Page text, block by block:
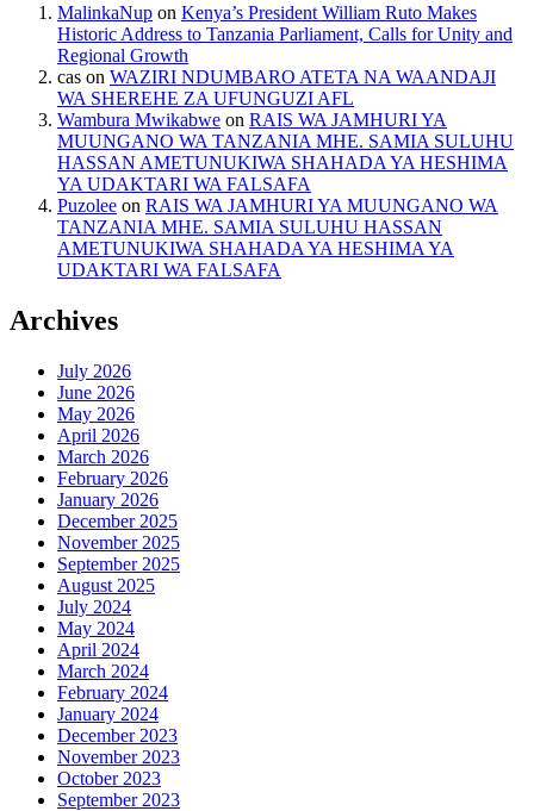
MalinkaNup on Kenya’s President William Ruto Makes
Historic Address to Tanzania Parliament, Calls for Unity and
Regional Growth
cas on WAZIRI NDUMBARO ATETA NA WAANDAJI
WA SHEREHE ZA UFUNGUZI AFL
Wambura Mwikabwe on RAIS WA JAMHURI YA
MUUNGANO WA TANZANIA MHE. SAMIA SULUHU
HASSAN AMETUNUKIWA SHAHADA YA HESHIMA
YA UDAKTARI WA FALSAFA
Puzolee on RAIS WA JAMHURI YA MUUNGANO WA
TANZANIA MHE. SAMIA SULUHU HASSAN
AMETUNUKIWA SHAHADA YA HESHIMA YA
UDAKTARI WA FALSAFA
Archives
July 2026
June 2026
May 2026
April 2026
March 2026
February 2026
January 2026
December 2025
November 2025
September 2025
August 2025
July 2024
May 2024
April 2024
March 2024
February 2024
January 2024
December 2023
November 2023
October 2023
September 2023